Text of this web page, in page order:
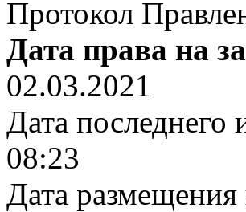
Протокол
Дата права на
02.03.2021
Дата
08:23
Дата